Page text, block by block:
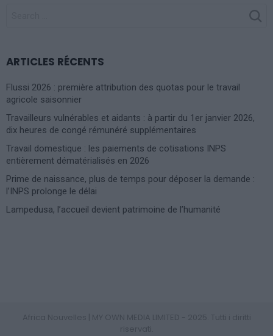
ARTICLES RÉCENTS
Flussi 2026 : première attribution des quotas pour le travail
agricole saisonnier
Travailleurs vulnérables et aidants : à partir du 1er janvier 2026,
dix heures de congé rémunéré supplémentaires
Travail domestique : les paiements de cotisations INPS
entièrement dématérialisés en 2026
Prime de naissance, plus de temps pour déposer la demande :
l’INPS prolonge le délai
Lampedusa, l’accueil devient patrimoine de l’humanité